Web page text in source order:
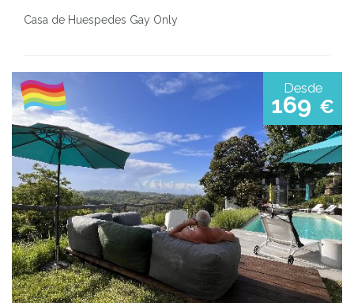
Casa de Huespedes Gay Only
Desde
169 €